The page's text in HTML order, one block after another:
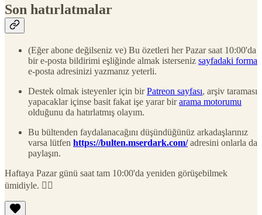
Son hatırlatmalar
(Eğer abone değilseniz ve) Bu özetleri her Pazar saat 10:00'da
bir e-posta bildirimi eşliğinde almak isterseniz sayfadaki forma
e-posta adresinizi yazmanız yeterli.
Destek olmak isteyenler için birPatreon sayfası, arşiv taraması
yapacaklar içinse basit fakat işe yarar birarama motorumu
olduğunu da hatırlatmış olayım.
Bu bültenden faydalanacağını düşündüğünüz arkadaşlarınız
varsa lütfen https://bulten.mserdark.com/adresini onlarla da
paylaşın.
Haftaya Pazar günü saat tam 10:00'da yeniden görüşebilmek
ümidiyle. 🙋‍♂️